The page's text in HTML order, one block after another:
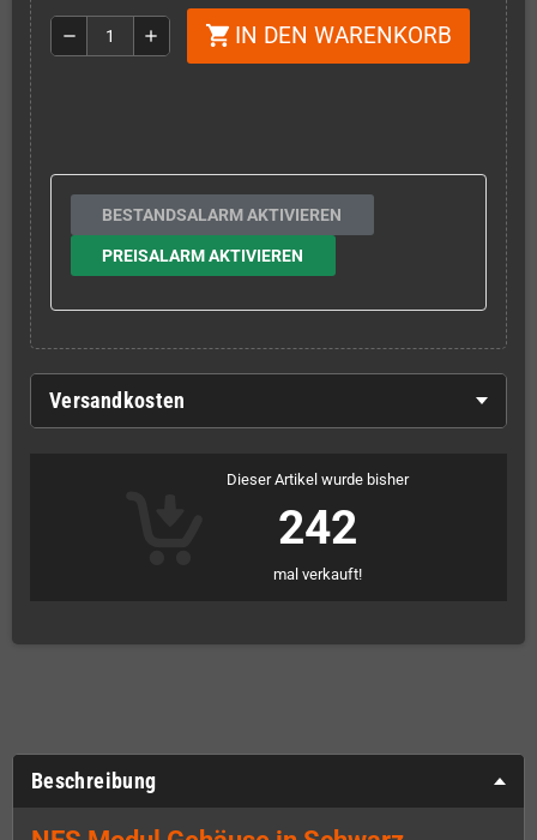
remove add shopping_cart IN DEN WARENKORB
BESTANDSALARM AKTIVIEREN
PREISALARM AKTIVIEREN
Versandkosten
Dieser Artikel wurde bisher
242
mal verkauft!
Beschreibung